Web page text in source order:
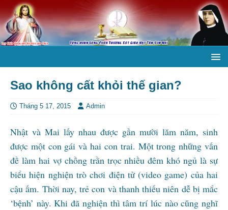
Sao không cất khỏi thế gian?
Tháng 5 17, 2015 Admin
Nhật và Mai lấy nhau được gần mười lăm năm, sinh
được một con gái và hai con trai. Một trong những vấn
đề làm hai vợ chồng trằn trọc nhiều đêm khó ngủ là sự
biểu hiện nghiện trò chơi điện tử (video game) của hai
cậu ấm. Thời nay, trẻ con và thanh thiếu niên dễ bị mắc
‘bệnh’ này. Khi đã nghiện thì tâm trí lúc nào cũng nghĩ